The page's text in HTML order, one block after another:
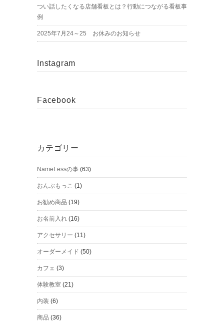
つい話したくなる店舗看板とは？行動につながる看板事
例
2025年7月24～25 お休みのお知らせ
Instagram
Facebook
カテゴリー
NameLessの事 (63)
おんぶもっこ (1)
お勧め商品 (19)
お名前入れ (16)
アクセサリー (11)
オーダーメイド (50)
カフェ (3)
体験教室 (21)
内装 (6)
商品 (36)